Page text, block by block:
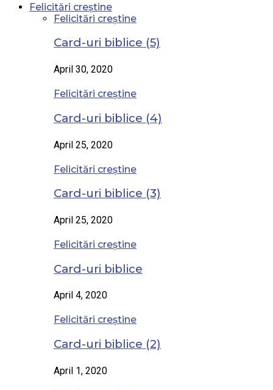
Felicitări creștine
Felicitări creștine
Card-uri biblice (5)
April 30, 2020
Felicitări creștine
Card-uri biblice (4)
April 25, 2020
Felicitări creștine
Card-uri biblice (3)
April 25, 2020
Felicitări creștine
Card-uri biblice
April 4, 2020
Felicitări creștine
Card-uri biblice (2)
April 1, 2020